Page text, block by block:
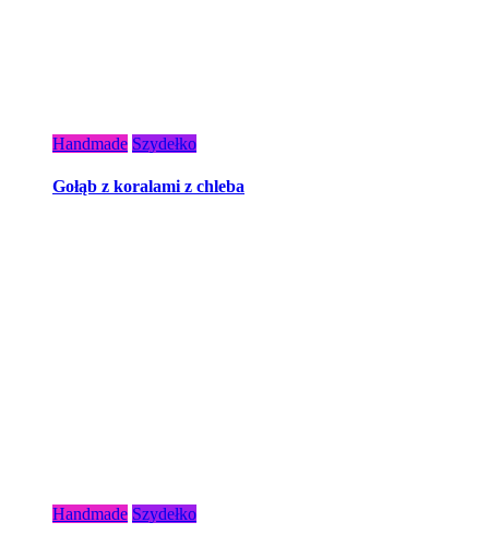
Handmade Szydełko
Gołąb z koralami z chleba
Handmade Szydełko